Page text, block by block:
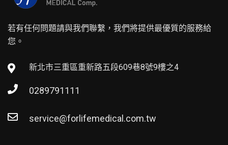
若有任何問題請與我們聯繫，我們將提供最優質的服務給
您。
新北市三重區重新路五段609巷8號9樓之4
0289791111
service@forlifemedical.com.tw